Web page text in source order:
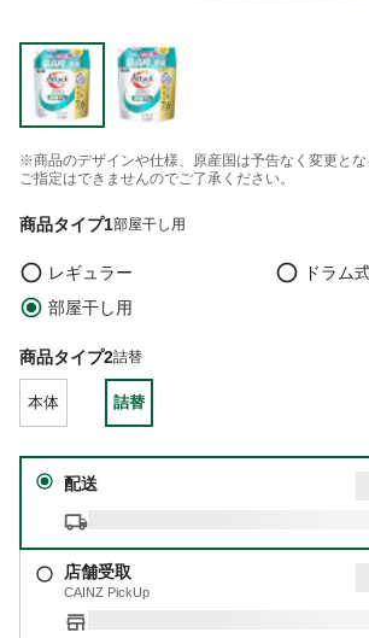
※商品のデザインや仕様、原産国は予告なく変更とな
ご指定はできませんのでご了承ください。
商品タイプ1部屋干し用
レギュラー
ドラム
部屋干し用
商品タイプ2詰替
本体 詰替
配送
店舗受取
CAINZ PickUp